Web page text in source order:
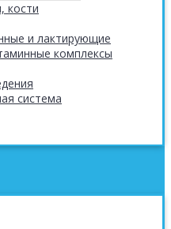
кости
и лактирующие
комплексы
система